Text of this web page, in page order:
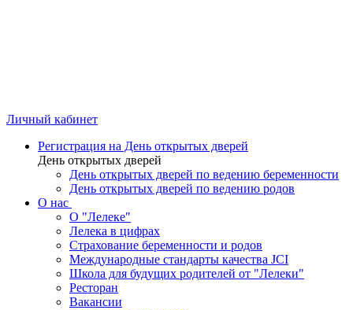
Личный кабинет
Регистрация на День открытых дверей
День открытых дверей
День открытых дверей по ведению беременности
День открытых дверей по ведению родов
О нас
О "Лелеке"
Лелека в цифрах
Страхование беременности и родов
Международные стандарты качества JCI
Школа для будущих родителей от "Лелеки"
Ресторан
Вакансии